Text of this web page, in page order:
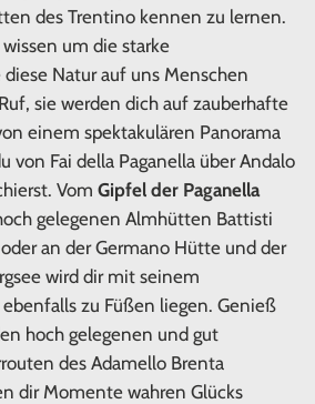
des Trentino kennen zu lernen.
um die starke
Natur auf uns Menschen
sie werden dich auf zauberhafte
einem spektakulären Panorama
von Fai della Paganella über Andalo
Vom Gipfel der Paganella
gelegenen Almhütten Battisti
an der Germano Hütte und der
wird dir mit seinem
zu Füßen liegen. Genieß
hoch gelegenen und gut
des Adamello Brenta
dir Momente wahren Glücks